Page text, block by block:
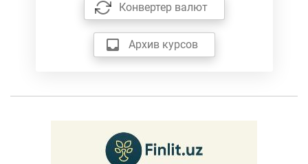
Конвертер валют
Архив курсов